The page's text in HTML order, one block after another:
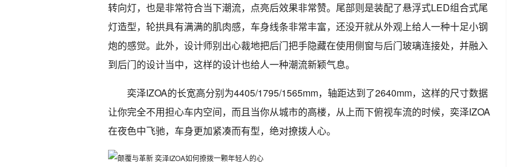
转向灯，也是非常符合当下潮流，点亮后效果非常赞。尾部则是装配了悬浮式LED组合式尾
灯造型，轮拱具有满满的肌肉感，车身线条非常丰富，还没开就从外观上给人一种十足小钢
炮的感觉。此外，设计师别出心裁地把后门把手隐藏在使用侧窗与后门玻璃连接处，并融入
到后门的设计当中，这样的设计也给人一种潮流新颖气息。
奕泽IZOA的长宽高分别为4405/1795/1565mm，轴距达到了2640mm，这样的尺寸数据
让你完全不用担心车内空间，而且当你从城市的高楼，从上而下俯视车流的时候，奕泽IZOA
在夜色中飞驰，车身更加紧凑而有型，绝对撩拨人心。